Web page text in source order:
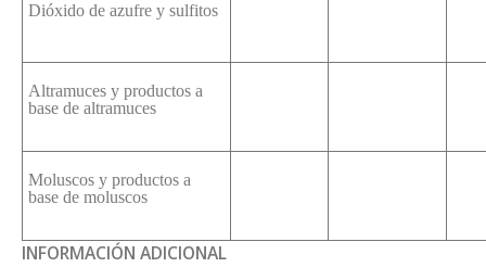
Dióxido de azufre y sulfitos
Altramuces y productos a
base de altramuces
Moluscos y productos a
base de moluscos
INFORMACIÓN ADICIONAL